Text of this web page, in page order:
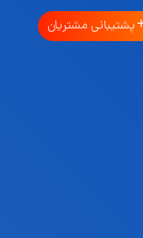
پشتیبانی مشتریان